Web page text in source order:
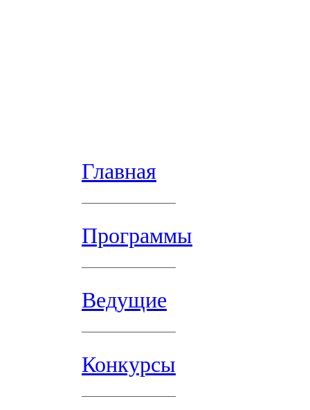
Главная
Программы
Ведущие
Конкурсы